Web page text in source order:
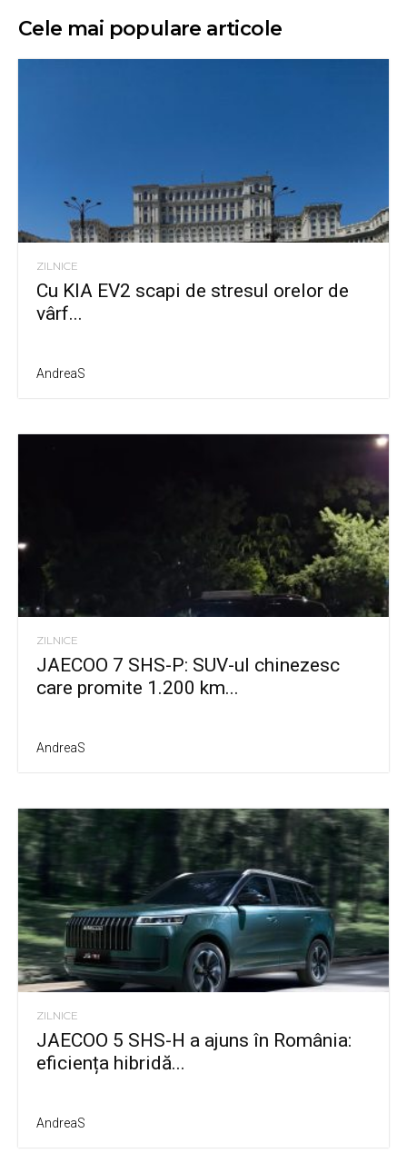
Cele mai populare articole
ZILNICE
Cu KIA EV2 scapi de stresul orelor de
vârf...
AndreaS
ZILNICE
JAECOO 7 SHS-P: SUV-ul chinezesc
care promite 1.200 km...
AndreaS
ZILNICE
JAECOO 5 SHS-H a ajuns în România:
eficiența hibridă...
AndreaS